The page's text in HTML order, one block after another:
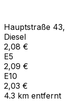
Hauptstraße 43,
Diesel
2,08 €
E5
2,09 €
E10
2,03 €
4.3 km entfernt